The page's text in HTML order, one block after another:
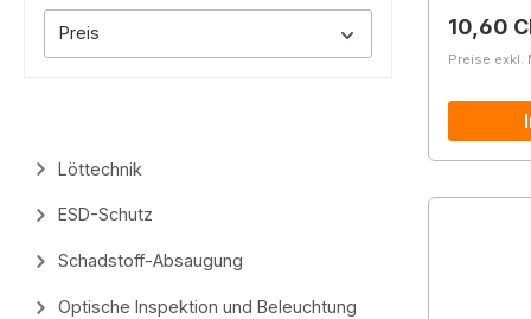
Preis
Löttechnik
ESD-Schutz
Schadstoff-Absaugung
Optische Inspektion und Beleuchtung
10,60
Preise exkl.